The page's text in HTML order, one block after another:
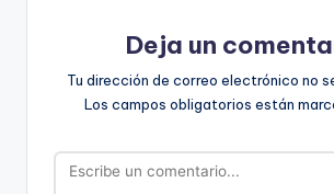
Deja un
Tu dirección de correo electrónico no
Los campos obligatorios están